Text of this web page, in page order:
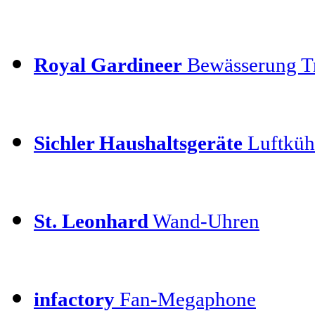
Royal Gardineer Bewässerung
Sichler Haushaltsgeräte
St. Leonhard Wand-Uhren
infactory Fan-Megaphone